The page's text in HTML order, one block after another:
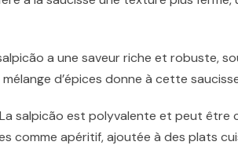
a une saveur riche et robuste,
d’épices donne à cette
La salpicão est polyvalente et peut être
comme apéritif, ajoutée à des plats